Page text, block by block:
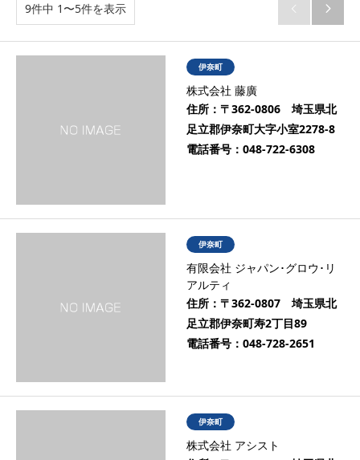
9件中 1〜5件を表示  
伊奈町
株式会社 藤廣
住所： 〒362-0806 埼玉県北
足立郡伊奈町大字小室2278-8
電話番号： 048-722-6308
伊奈町
有限会社 ジャパン･グロウ･リ
アルティ
住所： 〒362-0807 埼玉県北
足立郡伊奈町寿2丁目89
電話番号： 048-728-2651
伊奈町
株式会社 アシスト